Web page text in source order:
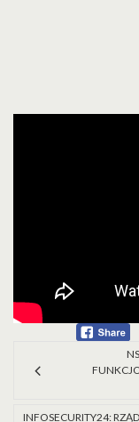
INFOSECURITY24: